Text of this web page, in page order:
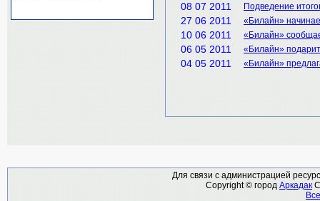
08 07 2011 Подведение
27 06 2011 «Билайн»
10 06 2011 «Билайн»
06 05 2011 «Билайн»
04 05 2011 «Билайн»
Для связи с администрацией
Copyright © город Аркадак
Все